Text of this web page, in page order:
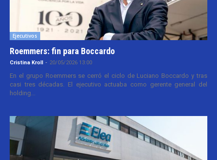
Ejecutivos
Roemmers: fin para Boccardo
Cristina Kroll - 20/05/2026 13:00
En el grupo Roemmers se cerró el ciclo de Luciano Boccardo y tras
casi tres décadas. El ejecutivo actuaba como gerente general del
holding...